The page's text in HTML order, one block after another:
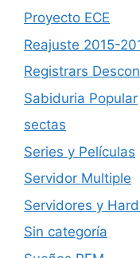
Proyecto ECE
Reajuste 2015-
Registrars
Sabiduria Popular
sectas
Series y Películas
Servidor Multiple
Servidores y
Sin categoría